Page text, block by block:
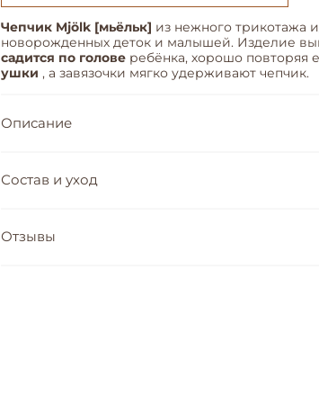
Чепчик Mjölk [мьёльк] из нежного трикотажа
новорожденных деток и малышей. Изделие
садится по голове ребёнка, хорошо повторяя
ушки , а завязочки мягко удерживают чепчик.
Описание
Состав и уход
Отзывы